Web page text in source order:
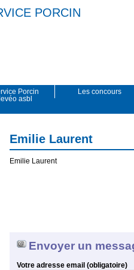
PORCIN
Porcin
asbl
Les concours
Emilie Laurent
Emilie Laurent
Envoyer un
Votre adresse email (obligatoire)